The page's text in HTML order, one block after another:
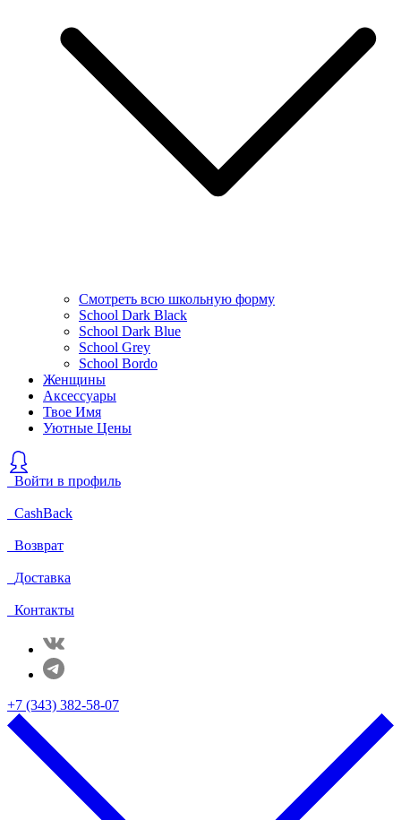
Смотреть всю школьную форму
School Dark Black
School Dark Blue
School Grey
School Bordo
Женщины
Аксессуары
Твое Имя
Уютные Цены
Войти в профиль
CashBack
Возврат
Доставка
Контакты
+7 (343) 382-58-07